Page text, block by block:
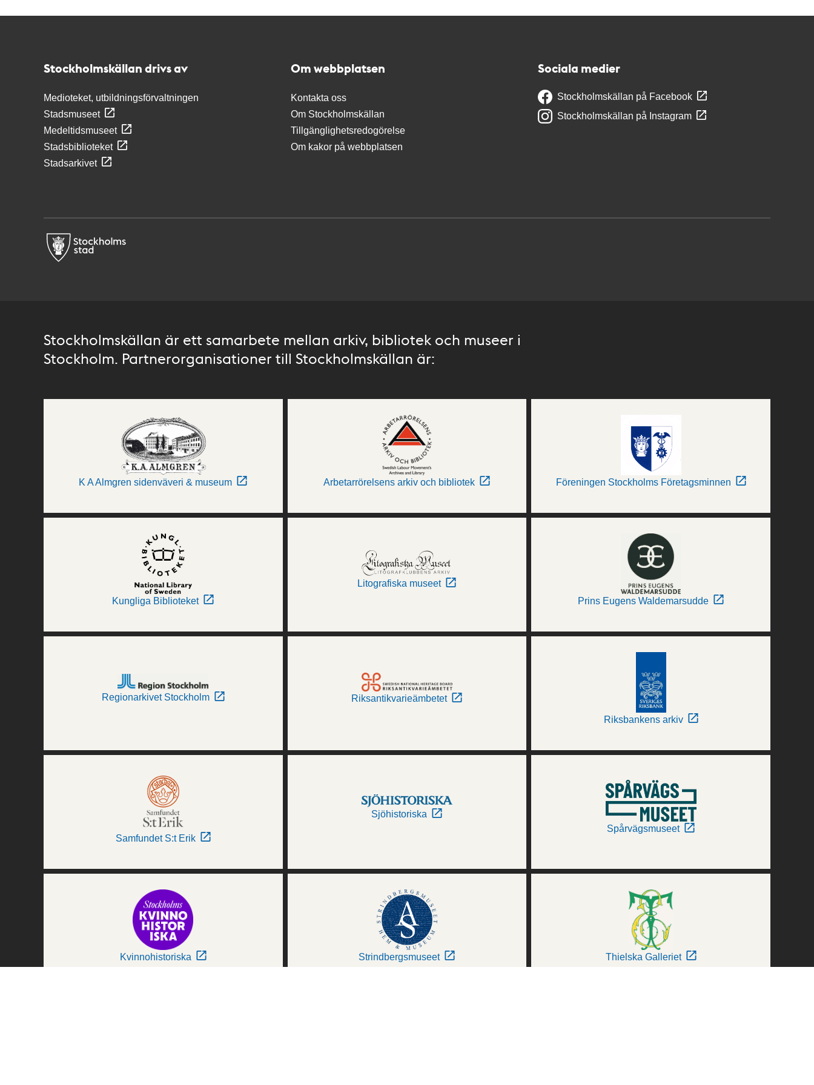
Stockholmskällan drivs av
Medioteket, utbildningsförvaltningen
Stadsmuseet
Medeltidsmuseet
Stadsbiblioteket
Stadsarkivet
Om webbplatsen
Kontakta oss
Om Stockholmskällan
Tillgänglighetsredogörelse
Om kakor på webbplatsen
Sociala medier
Stockholmskällan på Facebook
Stockholmskällan på Instagram
Stockholmskällan är ett samarbete mellan arkiv, bibliotek och museer i
Stockholm. Partnerorganisationer till Stockholmskällan är:
K A Almgren sidenväveri & museum Arbetarrörelsens arkiv och bibliotek Föreningen Stockholms Företagsminnen
Kungliga Biblioteket
Litografiska museet
Prins Eugens Waldemarsudde
Regionarkivet Stockholm Riksantikvarieämbetet
Riksbankens arkiv
Samfundet S:t Erik
Sjöhistoriska
Spårvägsmuseet
Kvinnohistoriska Strindbergsmuseet Thielska Galleriet